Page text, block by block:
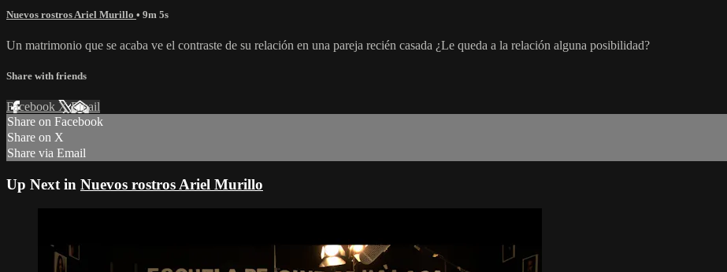
Nuevos rostros Ariel Murillo • 9m 5s
Un matrimonio que se acaba ve el contraste de su relación en una pareja recién casada ¿Le queda a la relación alguna posibilidad?
Share with friends
Facebook XEmail
Share on Facebook
Share on X
Share via Email
Up Next in Nuevos rostros Ariel Murillo